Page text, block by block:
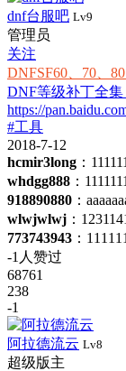
dnf台服吧 Lv9
管理员
关注
DNFSF60、70、
DNF等级补丁全
https://
#工具
2018-7-12
hcmir3long ：
whdgg888 ：
918890880 ：
wlwjwlwj ：
773743943 ：
-1人赞过
68761
238
-1
阿拉德流云 Lv8
超级版主